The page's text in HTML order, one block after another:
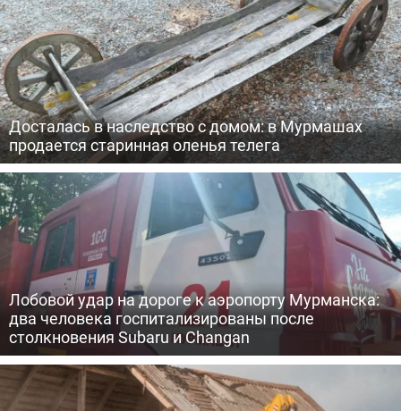
Досталась в наследство с домом: в Мурмашах
продается старинная оленья телега
Лобовой удар на дороге к аэропорту Мурманска:
два человека госпитализированы после
столкновения Subaru и Changan